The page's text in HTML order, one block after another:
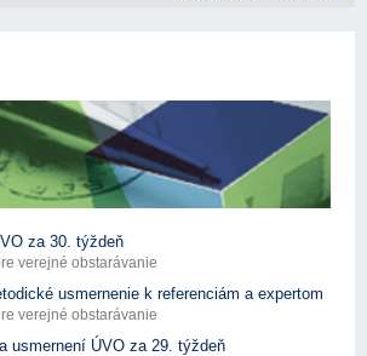
za 30. týždeň
verejné obstarávanie
usmernenie k referenciám a expertom
verejné obstarávanie
usmernení ÚVO za 29. týždeň